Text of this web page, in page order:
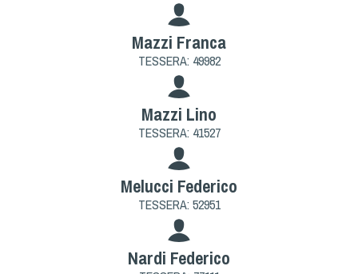
Mazzi Franca
TESSERA: 49982
Mazzi Lino
TESSERA: 41527
Melucci Federico
TESSERA: 52951
Nardi Federico